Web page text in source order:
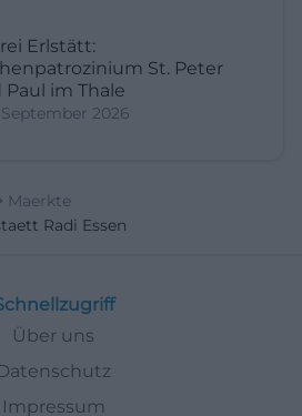
Erlstätt:
St. Peter
Paul im Thale
2026
Maerkte
Radi Essen
Über uns
Impressum